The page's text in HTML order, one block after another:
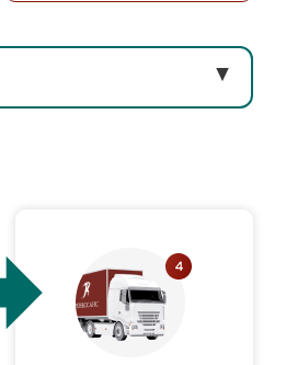
▼